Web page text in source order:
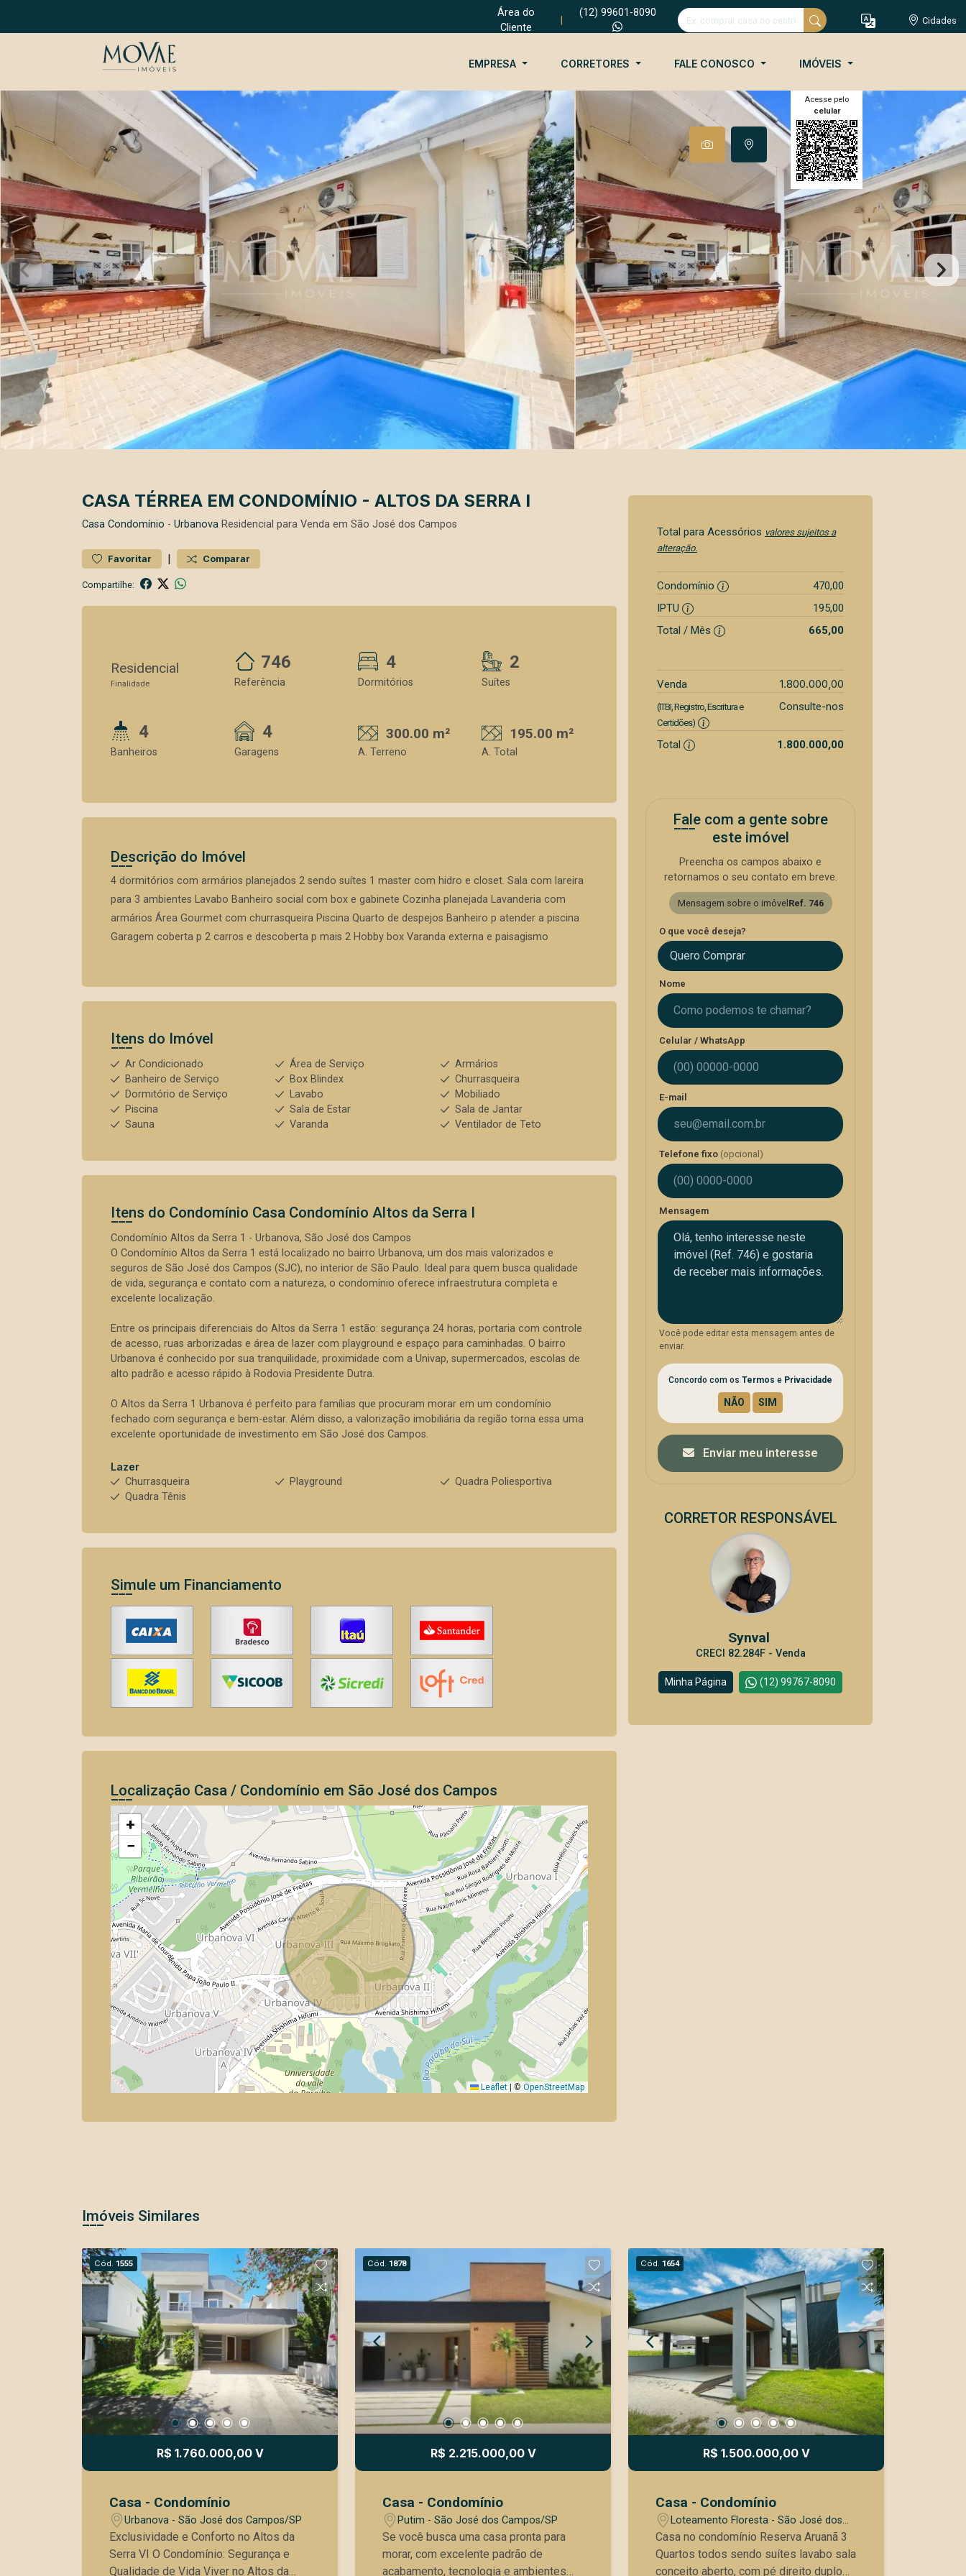
Área do
Cliente
(12) 99601-8090
Cidades
EMPRESA CORRETORES FALE CONOSCO IMÓVEIS
Acesse pelo
celular
CASA TÉRREA EM CONDOMÍNIO - ALTOS DA SERRA I
Casa Condomínio - Urbanova Residencial para Venda em São José dos Campos
Favoritar | Comparar
Compartilhe:
Residencial
Finalidade
746
Referência
4
Dormitórios
2
Suítes
4
Banheiros
4
Garagens
300.00 m²
A. Terreno
195.00 m²
A. Total
Descrição do Imóvel
4 dormitórios com armários planejados 2 sendo suítes 1 master com hidro e closet. Sala com lareira
para 3 ambientes Lavabo Banheiro social com box e gabinete Cozinha planejada Lavanderia com
armários Área Gourmet com churrasqueira Piscina Quarto de despejos Banheiro p atender a piscina
Garagem coberta p 2 carros e descoberta p mais 2 Hobby box Varanda externa e paisagismo
Itens do Imóvel
Ar Condicionado Área de Serviço
Armários
Banheiro de Serviço
Box Blindex
Churrasqueira
Dormitório de Serviço
Lavabo
Mobiliado
Piscina
Sala de Estar
Sala de Jantar
Sauna
Varanda Ventilador de Teto
Itens do Condomínio Casa Condomínio Altos da Serra I
Condomínio Altos da Serra 1 - Urbanova, São José dos Campos
O Condomínio Altos da Serra 1 está localizado no bairro Urbanova, um dos mais valorizados e
seguros de São José dos Campos (SJC), no interior de São Paulo. Ideal para quem busca qualidade
de vida, segurança e contato com a natureza, o condomínio oferece infraestrutura completa e
excelente localização.
Entre os principais diferenciais do Altos da Serra 1 estão: segurança 24 horas, portaria com controle
de acesso, ruas arborizadas e área de lazer com playground e espaço para caminhadas. O bairro
Urbanova é conhecido por sua tranquilidade, proximidade com a Univap, supermercados, escolas de
alto padrão e acesso rápido à Rodovia Presidente Dutra.
O Altos da Serra 1 Urbanova é perfeito para famílias que procuram morar em um condomínio
fechado com segurança e bem-estar. Além disso, a valorização imobiliária da região torna essa uma
excelente oportunidade de investimento em São José dos Campos.
Lazer
Churrasqueira
Playground
Quadra Poliesportiva
Quadra Tênis
Simule um Financiamento
Localização Casa / Condomínio em São José dos Campos
+
−
Leaflet © OpenStreetMap
Total para Acessórios valores sujeitos a
alteração.
Condomínio
470,00
IPTU
195,00
Total / Mês
665,00
Venda 1.800.000,00
(ITBI, Registro, Escritura e
Certidões)
Consulte-nos
Total 1.800.000,00
Fale com a gente sobre
este imóvel
Preencha os campos abaixo e
retornamos o seu contato em breve.
Mensagem sobre o imóvel Ref. 746
O que você deseja?
Quero Comprar
Nome
Celular / WhatsApp
E-mail
Telefone fixo (opcional)
Mensagem
Você pode editar esta mensagem antes de
enviar.
Concordo com os Termos e Privacidade
Enviar meu interesse
CORRETOR RESPONSÁVEL
Synval
CRECI 82.284F - Venda
Minha Página (12) 99767-8090
Imóveis Similares
Cód. 1555
R$ 1.760.000,00 V
Casa - Condomínio
Urbanova - São José dos Campos/SP
Exclusividade e Conforto no Altos da
Serra VI O Condomínio: Segurança e
Qualidade de Vida Viver no Altos da
Cód. 1878
R$ 2.215.000,00 V
Casa - Condomínio
Putim - São José dos Campos/SP
Se você busca uma casa pronta para
morar, com excelente padrão de
acabamento, tecnologia e ambientes
Cód. 1654
R$ 1.500.000,00 V
Casa - Condomínio
Loteamento Floresta - São José dos
Campos/SP
Casa no condomínio Reserva Aruanã 3
Quartos todos sendo suítes lavabo sala
conceito aberto, com pé direito duplo